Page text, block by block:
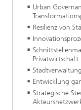
Urban
Resilienz von
Privatwirtschaft
Entwicklung
Strategische